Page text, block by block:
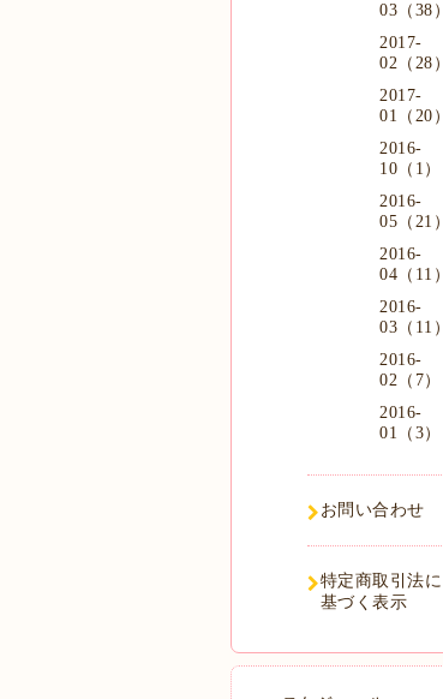
03（38）
2017-
02（28）
2017-
01（20）
2016-
10（1）
2016-
05（21）
2016-
04（11）
2016-
03（11）
2016-
02（7）
2016-
01（3）
お問い合わせ
特定商取引法に
基づく表示